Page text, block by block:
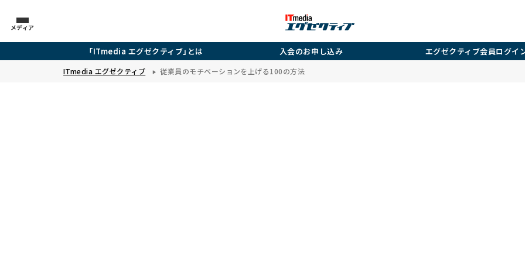
メディア
「ITmedia エグゼクティブ」とは 入会のお申し込み エグゼクティブ会員ログイ
ITmedia エグゼクティブ 従業員のモチベーションを上げる100の方法